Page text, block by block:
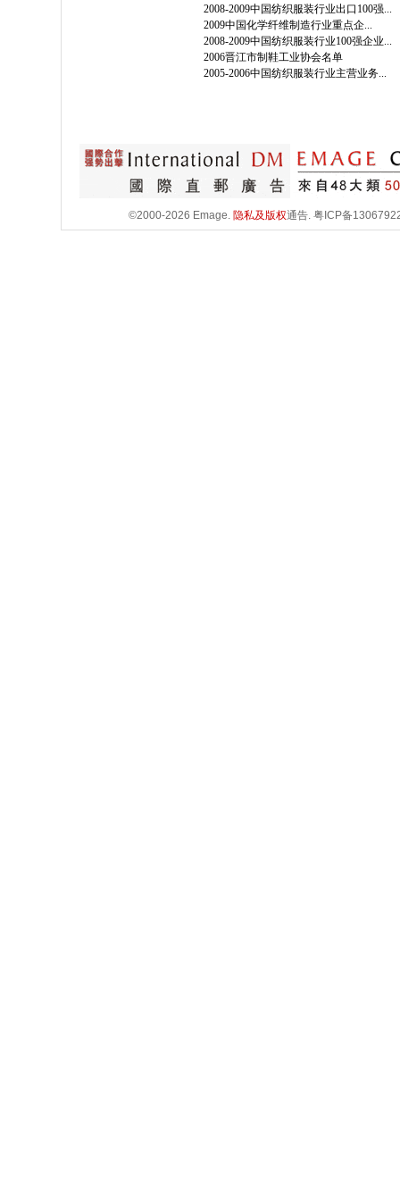
2008-2009中国纺织服装行业出口100强...
2009中国化学纤维制造行业重点企...
2008-2009中国纺织服装行业100强企业...
2006晋江市制鞋工业协会名单
2005-2006中国纺织服装行业主营业务...
©2000-2026 Emage. 隐私及版权通告. 粤ICP备